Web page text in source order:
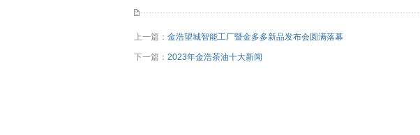
上一篇： 金浩望城智能工厂暨金多多新品发布会圆满落幕
下一篇： 2023年金浩茶油十大新闻